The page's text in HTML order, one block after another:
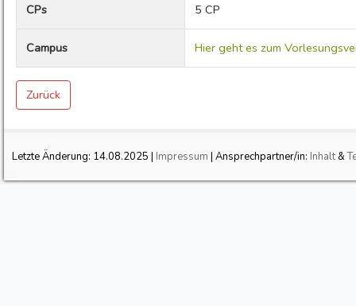
CPs 5 CP
Campus Hier geht es zum
Zurück
Letzte Änderung: 14.08.2025 | Impressum | Ansprechpartner/in: Inhalt&